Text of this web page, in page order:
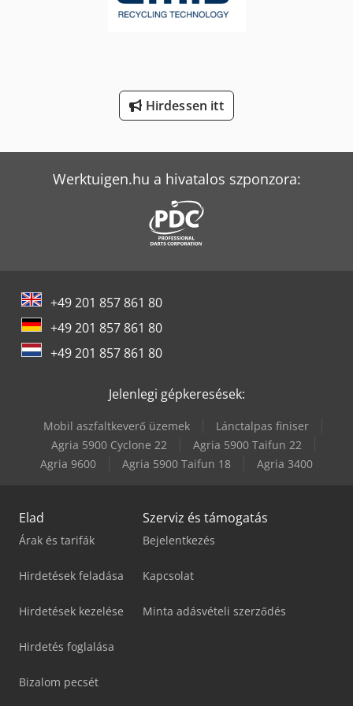
Weinbrenner Tsv 6/3050Hirdessen itt
Werktuigen.hu a hivatalos szponzora:
+49 201 857 861 80
+49 201 857 861 80
+49 201 857 861 80
Jelenlegi gépkeresések:
Mobil aszfaltkeverő üzemek
Lánctalpas finiser
Agria 5900 Cyclone 22
Agria 5900 Taifun 22
Agria 9600
Agria 5900 Taifun 18 Agria 3400
Elad
Árak és tarifák
Hirdetések feladása
Hirdetések kezelése
Hirdetés foglalása
Bizalom pecsét
Szerviz és támogatás
Bejelentkezés
Kapcsolat
Minta adásvételi szerződés